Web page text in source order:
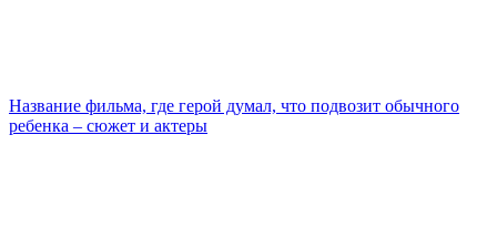
Название фильма, где герой думал, что подвозит обычного
ребенка – сюжет и актеры